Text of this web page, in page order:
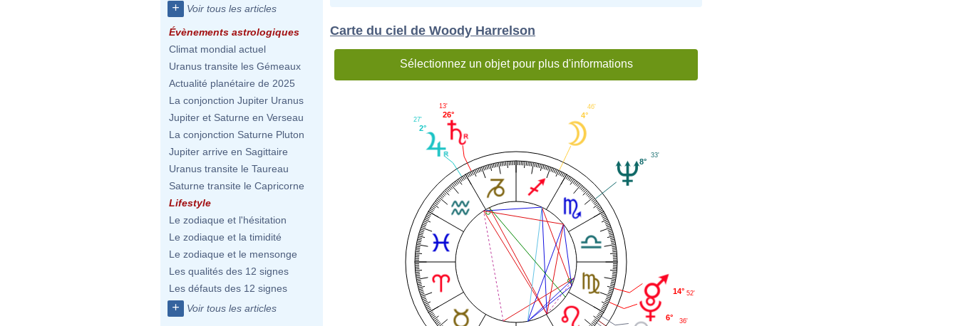
+ Voir tous les articles
Évènements astrologiques
Climat mondial actuel
Uranus transite les Gémeaux
Actualité planétaire de 2025
La conjonction Jupiter Uranus
Jupiter et Saturne en Verseau
La conjonction Saturne Pluton
Jupiter arrive en Sagittaire
Uranus transite le Taureau
Saturne transite le Capricorne
Lifestyle
Le zodiaque et l'hésitation
Le zodiaque et la timidité
Le zodiaque et le mensonge
Les qualités des 12 signes
Les défauts des 12 signes
+ Voir tous les articles
Carte du ciel de Woody Harrelson
Sélectionnez un objet pour plus d'informations
8°
33'
4°
46'
26°
13'
2°
27'
6° 36'
14° 52'